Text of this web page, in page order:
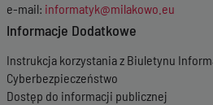
e-mail: informatyk@milakowo.eu
Informacje Dodatkowe
Instrukcja korzystania z Biuletynu
Cyberbezpieczeństwo
Dostęp do informacji publicznej